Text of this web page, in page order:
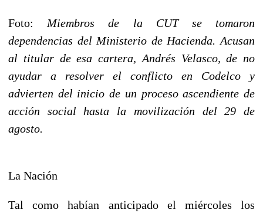
Foto: Miembros de la CUT se tomaron
dependencias del Ministerio de Hacienda. Acusan
al titular de esa cartera, Andrés Velasco, de no
ayudar a resolver el conflicto en Codelco y
advierten del inicio de un proceso ascendiente de
acción social hasta la movilización del 29 de
agosto.
La Nación
Tal como habían anticipado el miércoles los